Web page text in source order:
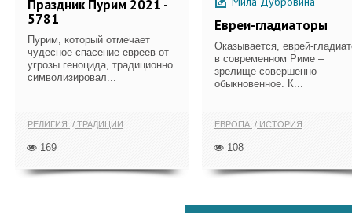
Праздник Пурим 2021 -
5781
Пурим, который отмечает
чудесное спасение евреев от
угрозы геноцида, традиционно
символизировал...
РЕЛИГИЯ ТРАДИЦИИ
169
Евреи-гладиаторы
Оказывается, еврей-
в современном Риме –
зрелище совершенно
обыкновенное. К...
ЕВРОПА ИСТОРИЯ
108